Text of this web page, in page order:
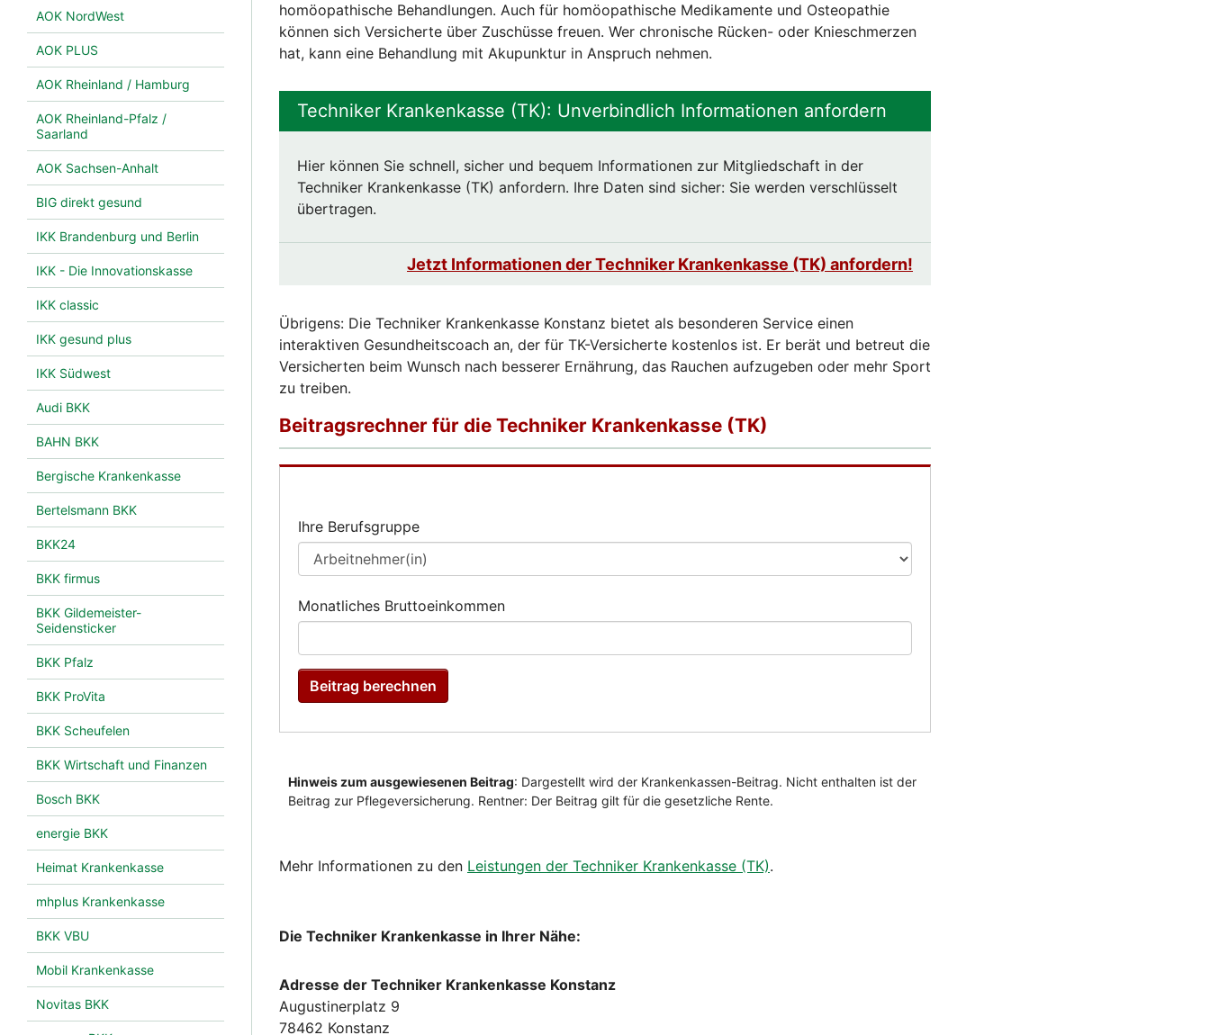
AOK NordWest
AOK PLUS
AOK Rheinland / Hamburg
AOK Rheinland-Pfalz /
Saarland
AOK Sachsen-Anhalt
BIG direkt gesund
IKK Brandenburg und Berlin
IKK - Die Innovationskasse
IKK classic
IKK gesund plus
IKK Südwest
Audi BKK
BAHN BKK
Bergische Krankenkasse
Bertelsmann BKK
BKK24
BKK firmus
BKK Gildemeister-
Seidensticker
BKK Pfalz
BKK ProVita
BKK Scheufelen
BKK Wirtschaft und Finanzen
Bosch BKK
energie BKK
Heimat Krankenkasse
mhplus Krankenkasse
BKK VBU
Mobil Krankenkasse
Novitas BKK
homöopathische Behandlungen. Auch für homöopathische Medikamente und Osteopathie
können sich Versicherte über Zuschüsse freuen. Wer chronische Rücken- oder Knieschmerzen
hat, kann eine Behandlung mit Akupunktur in Anspruch nehmen.
Techniker Krankenkasse (TK): Unverbindlich Informationen anfordern
Hier können Sie schnell, sicher und bequem Informationen zur Mitgliedschaft in der
Techniker Krankenkasse (TK) anfordern. Ihre Daten sind sicher: Sie werden verschlüsselt
übertragen.
Jetzt Informationen der Techniker Krankenkasse (TK) anfordern!
Übrigens: Die Techniker Krankenkasse Konstanz bietet als besonderen Service einen
interaktiven Gesundheitscoach an, der für TK-Versicherte kostenlos ist. Er berät und betreut die
Versicherten beim Wunsch nach besserer Ernährung, das Rauchen aufzugeben oder mehr Sport
zu treiben.
Mehr Informationen zu den Leistungen der Techniker Krankenkasse (TK).
Die Techniker Krankenkasse in Ihrer Nähe:
Adresse der Techniker Krankenkasse Konstanz
Augustinerplatz 9
78462 Konstanz